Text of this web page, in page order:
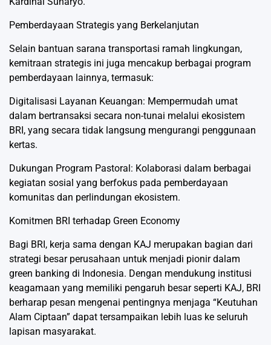
Pemberdayaan Strategis yang Berkelanjutan
Selain bantuan sarana transportasi ramah lingkungan,
kemitraan strategis ini juga mencakup berbagai program
pemberdayaan lainnya, termasuk:
Digitalisasi Layanan Keuangan: Mempermudah umat
dalam bertransaksi secara non-tunai melalui ekosistem
BRI, yang secara tidak langsung mengurangi penggunaan
kertas.
Dukungan Program Pastoral: Kolaborasi dalam berbagai
kegiatan sosial yang berfokus pada pemberdayaan
komunitas dan perlindungan ekosistem.
Komitmen BRI terhadap Green Economy
Bagi BRI, kerja sama dengan KAJ merupakan bagian dari
strategi besar perusahaan untuk menjadi pionir dalam
green banking di Indonesia. Dengan mendukung institusi
keagamaan yang memiliki pengaruh besar seperti KAJ, BRI
berharap pesan mengenai pentingnya menjaga “Keutuhan
Alam Ciptaan” dapat tersampaikan lebih luas ke seluruh
lapisan masyarakat.